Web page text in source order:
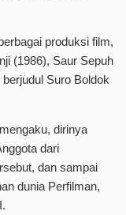
produksi film,
(1986), Saur Sepuh
Suro Boldok
dirinya
dari
dan sampai
dunia Perfilman,